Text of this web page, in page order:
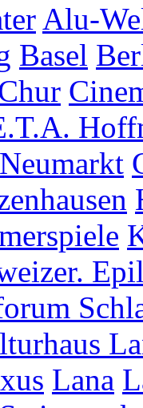
Alu-
Basel
Lana